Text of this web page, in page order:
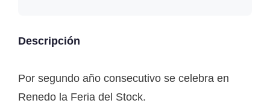
Descripción
Por segundo año consecutivo se celebra en
Renedo la Feria del Stock.